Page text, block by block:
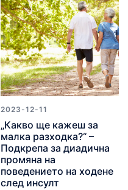
2023-12-11
„Какво ще кажеш за
малка разходка?“ –
Подкрепа за диадична
промяна на
поведението на ходене
след инсулт